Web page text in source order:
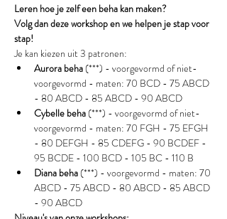
Leren hoe je zelf een beha kan maken?
Volg dan deze workshop en we helpen je stap voor
stap!
Je kan kiezen uit 3 patronen:
Aurora beha (***) - voorgevormd of niet-
voorgevormd - maten: 70 BCD - 75 ABCD
- 80 ABCD - 85 ABCD - 90 ABCD
Cybelle beha (***) - voorgevormd of niet-
voorgevormd - maten: 70 FGH - 75 EFGH
- 80 DEFGH - 85 CDEFG - 90 BCDEF -
95 BCDE - 100 BCD - 105 BC - 110 B
Diana beha (***) - voorgevormd - maten: 70
ABCD - 75 ABCD - 80 ABCD - 85 ABCD
- 90 ABCD